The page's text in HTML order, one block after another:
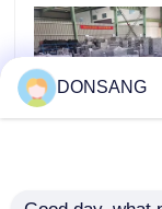
Permintaan
Pemutus
DONSANG